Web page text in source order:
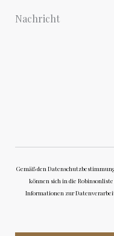
Gemäß den
können sich in die
Informationen zur